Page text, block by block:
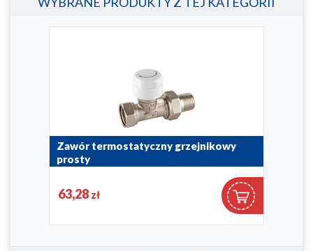
Zawór termostatyczny grzejnikowy
prosty
63,28 zł